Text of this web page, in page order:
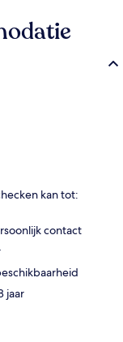
kan tot:
contact
jaar